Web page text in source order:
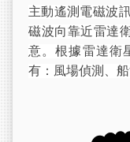
主動遙測電磁波
磁波向靠近雷達
意。根據雷達衛
有：風場偵測、